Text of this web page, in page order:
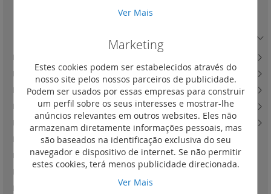
Light Now - tomadas de energia com carregador USB
Light Now - tomadas de televisão(33)
Light Now - tomadas de dados, fibra ótica e telefone(33)
Light Now - besouros e campainhas (12)
Light Now - quadros de acabamento
(72)
Light Now - interruptores de cartão(12)
Light Now - mecanismos para estores (3)
Light Now - soluções para quarto de hotel
Light Now - tampas com proteção IP55(4)
Ver Mais
Marketing
Estes cookies podem ser estabelecidos através do
nosso site pelos nossos parceiros de publicidade.
Podem ser usados por essas empresas para construir
um perfil sobre os seus interesses e mostrar-lhe
anúncios relevantes em outros websites. Eles não
armazenam diretamente informações pessoais, mas
são baseados na identificação exclusiva do seu
navegador e dispositivo de internet. Se não permitir
estes cookies, terá menos publicidade direcionada.
Ver Mais